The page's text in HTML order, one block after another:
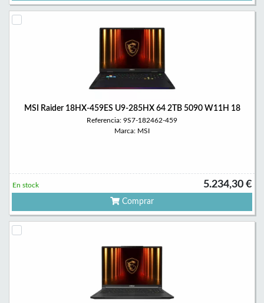
MSI Raider 18HX-459ES U9-285HX 64 2TB 5090 W11H 18
Referencia: 9S7-182462-459
Marca: MSI
5.234,30 €
En stock
Comprar